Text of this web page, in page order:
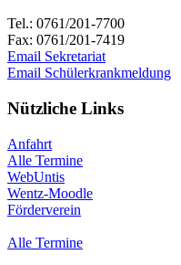
Tel.: 0761/201-7700
Fax: 0761/201-7419
Email Sekretariat
Email Schülerkrankmeldung
Nützliche Links
Anfahrt
Alle Termine
WebUntis
Wentz-Moodle
Förderverein
Alle Termine